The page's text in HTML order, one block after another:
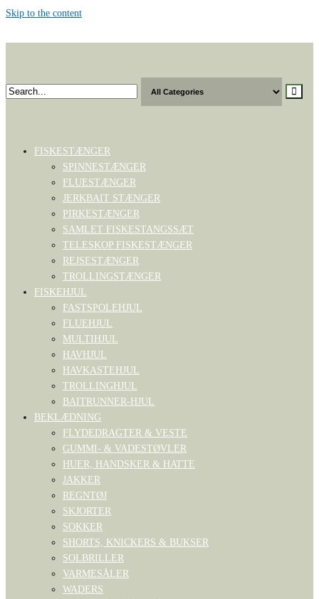
Skip to the content
FISKESTÆNGER
SPINNESTÆNGER
FLUESTÆNGER
JERKBAIT STÆNGER
PIRKESTÆNGER
SAMLET FISKESTANGSSÆT
TELESKOP FISKESTÆNGER
REJSESTÆNGER
TROLLINGSTÆNGER
FISKEHJUL
FASTSPOLEHJUL
FLUEHJUL
MULTIHJUL
HAVHJUL
HAVKASTEHJUL
TROLLINGHJUL
BAITRUNNER-HJUL
BEKLÆDNING
FLYDEDRAGTER & VESTE
GUMMI- & VADESTØVLER
HUER, HANDSKER & HATTE
JAKKER
REGNTØJ
SKJORTER
SOKKER
SHORTS, KNICKERS & BUKSER
SOLBRILLER
VARMESÅLER
WADERS